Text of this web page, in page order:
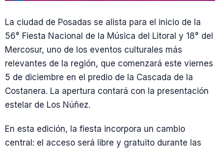
La ciudad de Posadas se alista para el inicio de la
56° Fiesta Nacional de la Música del Litoral y 18° del
Mercosur, uno de los eventos culturales más
relevantes de la región, que comenzará este viernes
5 de diciembre en el predio de la Cascada de la
Costanera. La apertura contará con la presentación
estelar de Los Núñez.
En esta edición, la fiesta incorpora un cambio
central: el acceso será libre y gratuito durante las